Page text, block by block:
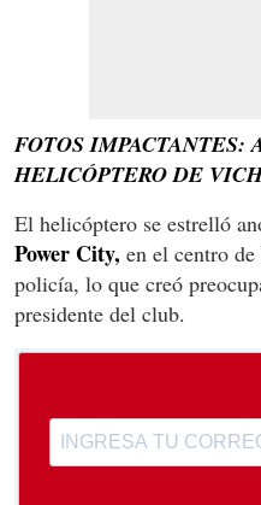
FOTOS IMPACTANTES:
HELICÓPTERO DE
El helicóptero se estrelló
Power City, en el centro de
policía, lo que creó
presidente del club.